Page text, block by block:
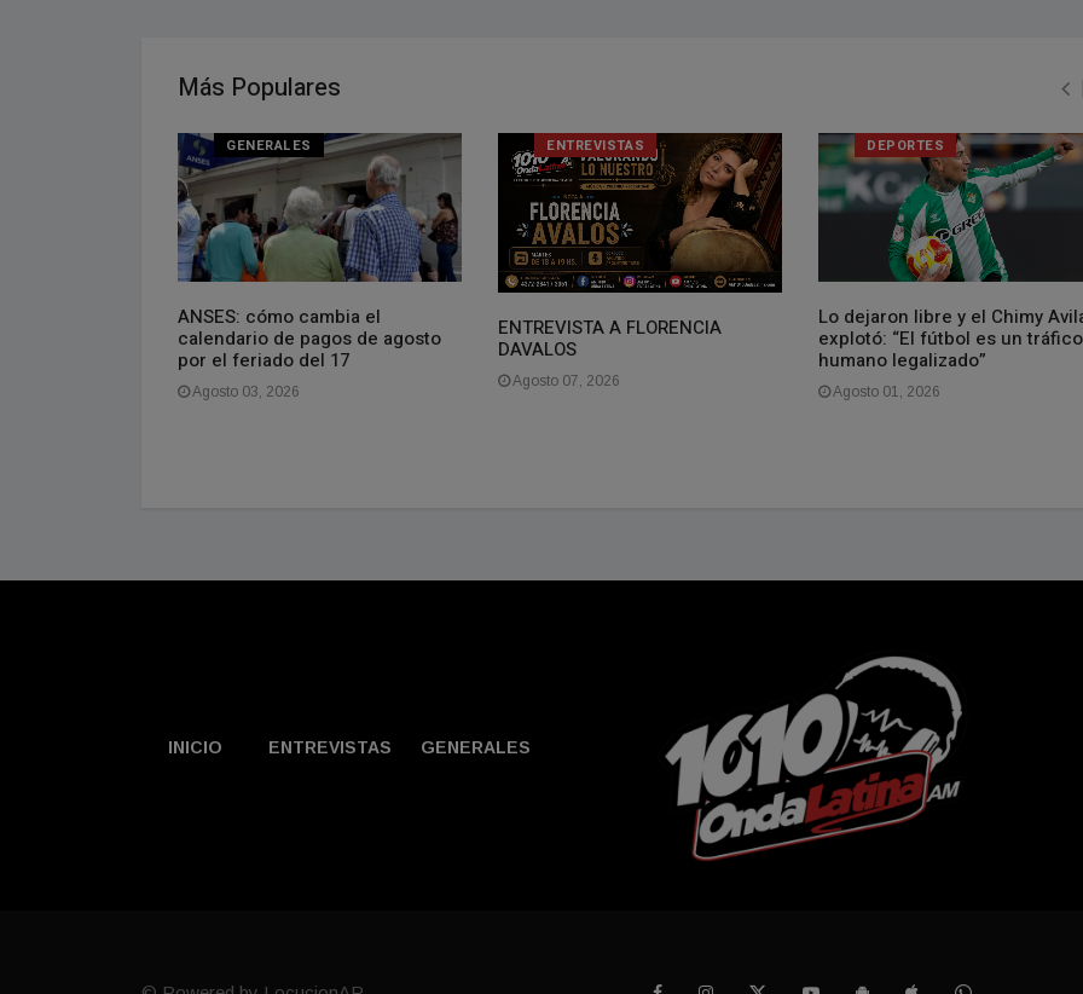
Más Populares
GENERALES
ANSES: cómo cambia el
calendario de pagos de agosto
por el feriado del 17
Agosto 03, 2026
ENTREVISTAS
ENTREVISTA A FLORENCIA
DAVALOS
Agosto 07, 2026
DEPORTES
Lo dejaron libre y el Chimy
explotó: “El fútbol es un tráfico
humano legalizado”
Agosto 01, 2026
INICIO ENTREVISTAS GENERALES